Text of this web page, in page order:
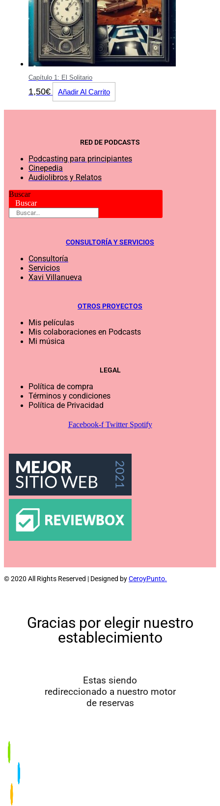
Capítulo 1: El Solitario
1,50€ Añadir Al Carrito
RED DE PODCASTS
Podcasting para principiantes
Cinepedia
Audiolibros y Relatos
Buscar
Buscar
CONSULTORÍA Y SERVICIOS
Consultoría
Servicios
Xavi Villanueva
OTROS PROYECTOS
Mis películas
Mis colaboraciones en Podcasts
Mi música
LEGAL
Política de compra
Términos y condiciones
Política de Privacidad
Facebook-f Twitter Spotify
© 2020 All Rights Reserved | Designed byCeroyPunto.
Gracias por elegir nuestro
establecimiento
Estas siendo
redireccionado a nuestro motor
de reservas